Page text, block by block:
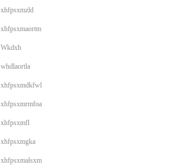
xhfpsxmzld
xhfpsxmaortm
Wkdxh
whdlaortla
xhfpsxmdkfwl
xhfpsxmrmfoa
xhfpsxmfl
xhfpsxmgka
xhfpsxmalsxm